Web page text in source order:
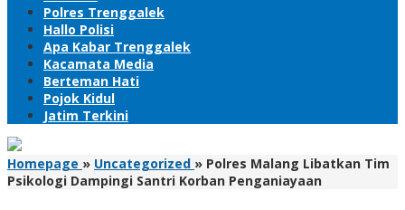
Polres Trenggalek
Hallo Polisi
Apa Kabar Trenggalek
Kacamata Media
Berteman Hati
Pojok Kidul
Jatim Terkini
Homepage » Uncategorized » Polres Malang Libatkan Tim
Psikologi Dampingi Santri Korban Penganiayaan